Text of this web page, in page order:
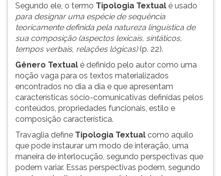
Segundo ele, o termo Tipologia Textual é usado
para designar uma espécie de sequência
teoricamente definida pela natureza linguística de
sua composição (aspectos lexicais, sintáticos,
tempos verbais, relações lógicas)(p. 22).
Gênero Textual é definido pelo autor como uma
noção vaga para os textos materializados
encontrados no dia a dia e que apresentam
características sócio-comunicativas definidas pelos
conteúdos, propriedades funcionais, estilo e
composição característica.
Travaglia define Tipologia Textual como aquilo
que pode instaurar um modo de interação, uma
maneira de interlocução, segundo perspectivas que
podem variar. Essas perspectivas podem, segundo